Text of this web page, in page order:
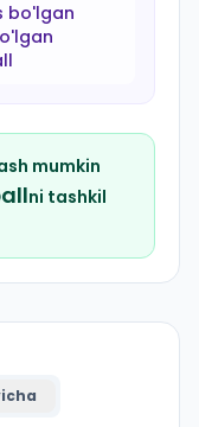
bo'lgan
mumkin
ni tashkil